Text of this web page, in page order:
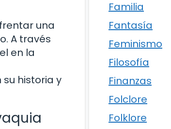
una
A través
en la
historia y
Familia
Fantasía
Feminismo
Filosofía
Finanzas
Folclore
Folklore